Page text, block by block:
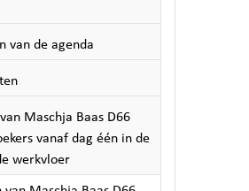
van de agenda
Maschja Baas D66
vanaf dag één in de
werkvloer